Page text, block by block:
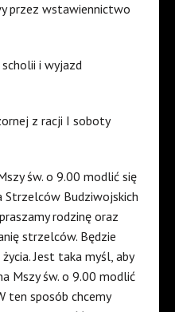
przez wstawiennictwo
i wyjazd
z racji I soboty
św. o 9.00 modlić się
Strzelców Budziwojskich
rodzinę oraz
strzelców. Będzie
Jest taka myśl, aby
Mszy św. o 9.00 modlić
ten sposób chcemy